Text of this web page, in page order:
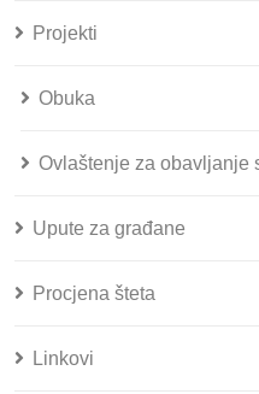
Projekti
Obuka
Ovlaštenje za obavljanje
Upute za građane
Procjena šteta
Linkovi